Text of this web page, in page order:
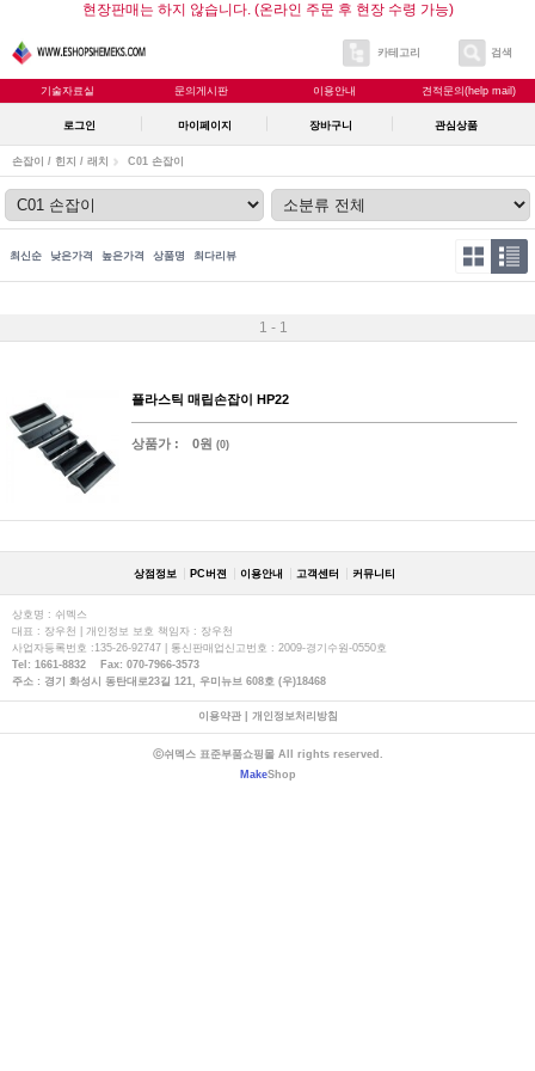
현장판매는 하지 않습니다. (온라인 주문 후 현장 수령 가능)
카테고리 검색
기술자료실 문의게시판 이용안내 견적문의(help mail)
로그인 마이페이지 장바구니 관심상품
손잡이 / 힌지 / 래치 C01 손잡이
최신순 낮은가격 높은가격 상품명 최다리뷰
1 - 1
플라스틱 매립손잡이 HP22
상품가 : 0원 (0)
상점정보 PC버젼 이용안내 고객센터 커뮤니티
상호명 : 쉬멕스
대표 : 장우천 | 개인정보 보호 책임자 : 장우천
사업자등록번호 :135-26-92747 | 통신판매업신고번호 : 2009-경기수원-0550호
Tel: 1661-8832 Fax: 070-7966-3573
주소 : 경기 화성시 동탄대로23길 121, 우미뉴브 608호 (우)18468
이용약관| 개인정보처리방침
ⓒ쉬멕스 표준부품쇼핑몰 All rights reserved.
MakeShop